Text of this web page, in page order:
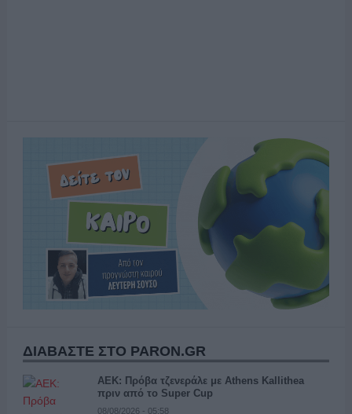
ΔΙΑΒΑΣΤΕ ΣΤΟ PARON.GR
ΑΕΚ: Πρόβα τζενεράλε με Athens Kallithea
πριν από το Super Cup
08/08/2026 - 05:58